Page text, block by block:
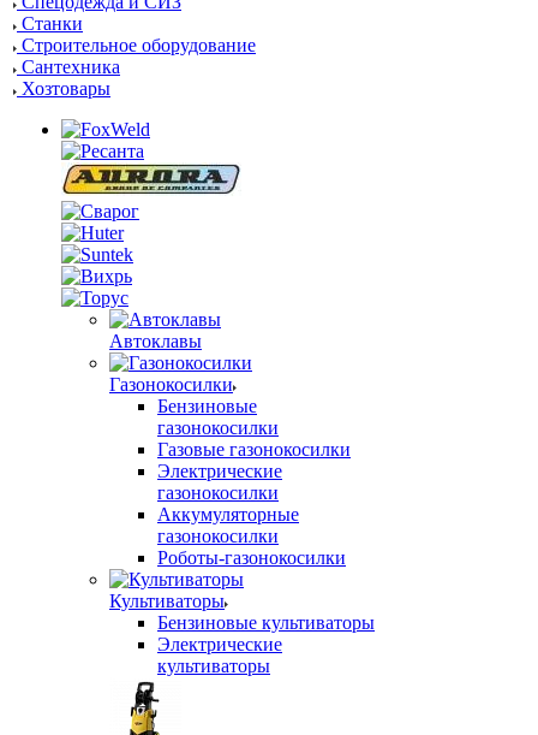
Станки
Строительное оборудование
Сантехника
Хозтовары
Автоклавы
Газонокосилки
Бензиновые
газонокосилки
Газовые газонокосилки
Электрические
газонокосилки
Аккумуляторные
газонокосилки
Роботы-газонокосилки
Культиваторы
Бензиновые культиваторы
Электрические
культиваторы